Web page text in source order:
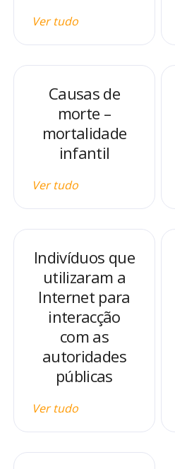
Ver tudo
Causas de
morte –
mortalidade
infantil
Ver tudo
Indivíduos que
utilizaram a
Internet para
interacção
com as
autoridades
públicas
Ver tudo